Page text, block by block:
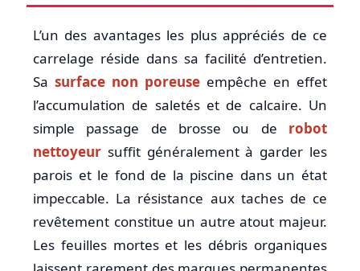
L’un des avantages les plus appréciés de ce
carrelage réside dans sa facilité d’entretien.
Sa surface non poreuse empêche en effet
l’accumulation de saletés et de calcaire. Un
simple passage de brosse ou de robot
nettoyeur suffit généralement à garder les
parois et le fond de la piscine dans un état
impeccable. La résistance aux taches de ce
revêtement constitue un autre atout majeur.
Les feuilles mortes et les débris organiques